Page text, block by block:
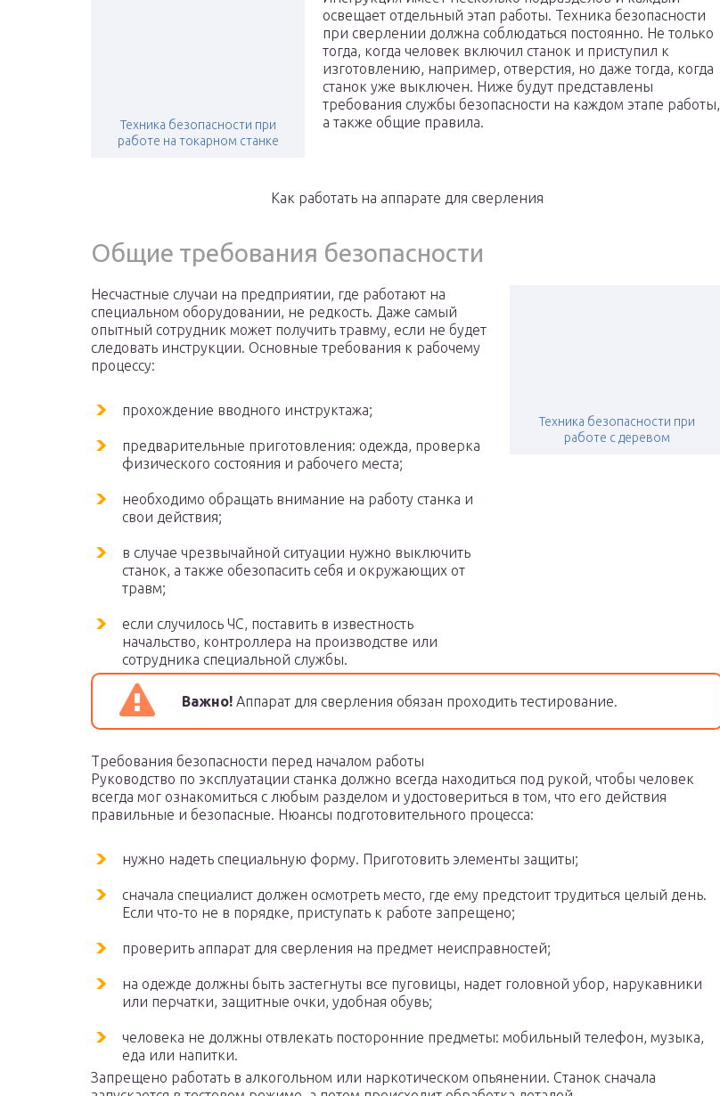
Техника безопасности при
работе на токарном станке
освещает отдельный этап работы. Техника безопасности
при сверлении должна соблюдаться постоянно. Не только
тогда, когда человек включил станок и приступил к
изготовлению, например, отверстия, но даже тогда, когда
станок уже выключен. Ниже будут представлены
требования службы безопасности на каждом этапе работы,
а также общие правила.
Как работать на аппарате для сверления
Общие требования безопасности
Техника безопасности при
работе с деревом
Несчастные случаи на предприятии, где работают на
специальном оборудовании, не редкость. Даже самый
опытный сотрудник может получить травму, если не будет
следовать инструкции. Основные требования к рабочему
процессу:
прохождение вводного инструктажа;
предварительные приготовления: одежда, проверка
физического состояния и рабочего места;
необходимо обращать внимание на работу станка и
свои действия;
в случае чрезвычайной ситуации нужно выключить
станок, а также обезопасить себя и окружающих от
травм;
если случилось ЧС, поставить в известность
начальство, контроллера на производстве или
сотрудника специальной службы.
Важно! Аппарат для сверления обязан проходить тестирование.
Требования безопасности перед началом работы
Руководство по эксплуатации станка должно всегда находиться под рукой, чтобы человек
всегда мог ознакомиться с любым разделом и удостовериться в том, что его действия
правильные и безопасные. Нюансы подготовительного процесса:
нужно надеть специальную форму. Приготовить элементы защиты;
сначала специалист должен осмотреть место, где ему предстоит трудиться целый день.
Если что-то не в порядке, приступать к работе запрещено;
проверить аппарат для сверления на предмет неисправностей;
на одежде должны быть застегнуты все пуговицы, надет головной убор, нарукавники
или перчатки, защитные очки, удобная обувь;
человека не должны отвлекать посторонние предметы: мобильный телефон, музыка,
еда или напитки.
Запрещено работать в алкогольном или наркотическом опьянении. Станок сначала